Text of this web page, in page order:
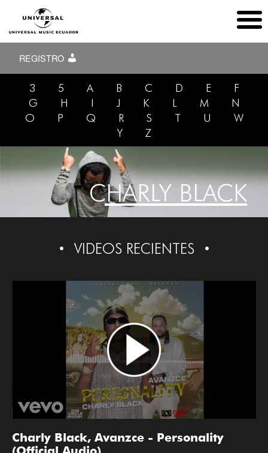
REGISTRO
3 5 A B C D E
F
G
H I J K L M
N
O
P Q R S T U
W
Y
Z
CHARLY BLACK
VIDEOS RECIENTES
Charly Black, Avanzce - Personality